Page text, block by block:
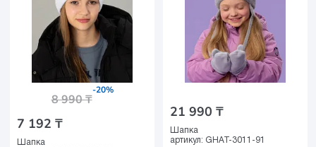
7 192 ₸
8 990 ₸
-20%
Шапка
21 990 ₸
Шапка
артикул: GHAT-3011-91